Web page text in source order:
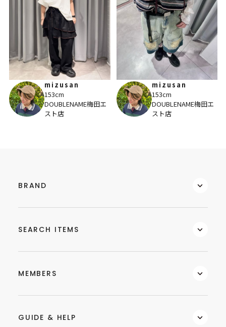
mizusan
153cm
DOUBLENAME梅田エ
スト店
mizusan
153cm
DOUBLENAME梅田エ
スト店
BRAND
SEARCH ITEMS
MEMBERS
GUIDE & HELP